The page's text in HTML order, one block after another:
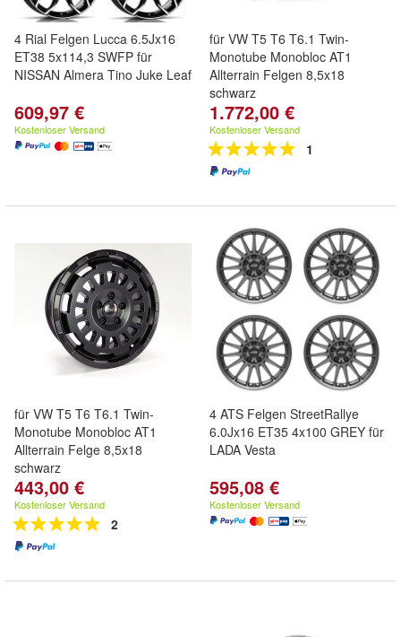
4 Rial Felgen Lucca 6.5Jx16
ET38 5x114,3 SWFP für
NISSAN Almera Tino Juke Leaf
609,97 €
Kostenloser Versand
für VW T5 T6 T6.1 Twin-
Monotube Monobloc AT1
Allterrain Felgen 8,5x18
schwarz
1.772,00 €
Kostenloser Versand
1
für VW T5 T6 T6.1 Twin-
Monotube Monobloc AT1
Allterrain Felge 8,5x18
schwarz
443,00 €
Kostenloser Versand
2
4 ATS Felgen StreetRallye
6.0Jx16 ET35 4x100 GREY für
LADA Vesta
595,08 €
Kostenloser Versand